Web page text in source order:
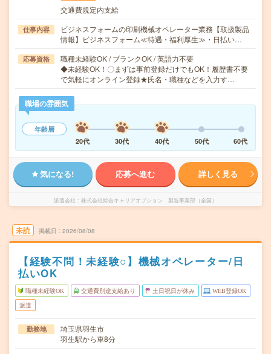
交通費規定内支給
仕事内容
ビジネスフォームの印刷機械オペレーター業務【取扱製品
情報】ビジネスフォーム≪待遇・福利厚生≫・日払い…
応募資格
職種未経験OK / ブランクOK / 英語力不要
◆未経験OK！〇まずは事前登録だけでもOK！履歴書不要
で気軽にオンライン登録★氏名・職種などを入力す…
職場の雰囲気
年齢層
20代
30代 40代 50代 60代
気になる! 応募へ進む 詳しく見る
派遣会社 株式会社綜合キャリアオプション 製造事業部（全国）
未読 掲載日 2026/08/08
【経験不問！未経験○】機械オペレーター/日
払いOK
職種未経験OK 交通費別途支給あり 土日祝日が休み WEB登録OK
派遣
勤務地
埼玉県羽生市
羽生駅から車8分